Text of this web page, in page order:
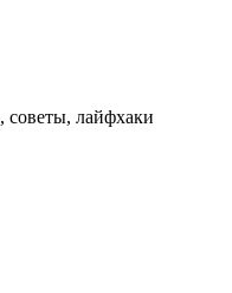
лайфхаки